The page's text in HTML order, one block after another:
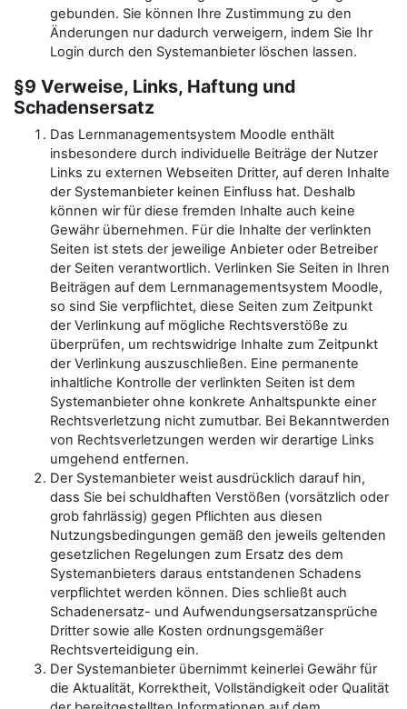
gebunden. Sie können Ihre Zustimmung zu den
Änderungen nur dadurch verweigern, indem Sie Ihr
Login durch den Systemanbieter löschen lassen.
§9 Verweise, Links, Haftung und
Schadensersatz
Das Lernmanagementsystem Moodle enthält
insbesondere durch individuelle Beiträge der Nutzer
Links zu externen Webseiten Dritter, auf deren Inhalte
der Systemanbieter keinen Einfluss hat. Deshalb
können wir für diese fremden Inhalte auch keine
Gewähr übernehmen. Für die Inhalte der verlinkten
Seiten ist stets der jeweilige Anbieter oder Betreiber
der Seiten verantwortlich. Verlinken Sie Seiten in Ihren
Beiträgen auf dem Lernmanagementsystem Moodle,
so sind Sie verpflichtet, diese Seiten zum Zeitpunkt
der Verlinkung auf mögliche Rechtsverstöße zu
überprüfen, um rechtswidrige Inhalte zum Zeitpunkt
der Verlinkung auszuschließen. Eine permanente
inhaltliche Kontrolle der verlinkten Seiten ist dem
Systemanbieter ohne konkrete Anhaltspunkte einer
Rechtsverletzung nicht zumutbar. Bei Bekanntwerden
von Rechtsverletzungen werden wir derartige Links
umgehend entfernen.
Der Systemanbieter weist ausdrücklich darauf hin,
dass Sie bei schuldhaften Verstößen (vorsätzlich oder
grob fahrlässig) gegen Pflichten aus diesen
Nutzungsbedingungen gemäß den jeweils geltenden
gesetzlichen Regelungen zum Ersatz des dem
Systemanbieters daraus entstandenen Schadens
verpflichtet werden können. Dies schließt auch
Schadenersatz- und Aufwendungsersatzansprüche
Dritter sowie alle Kosten ordnungsgemäßer
Rechtsverteidigung ein.
Der Systemanbieter übernimmt keinerlei Gewähr für
die Aktualität, Korrektheit, Vollständigkeit oder Qualität